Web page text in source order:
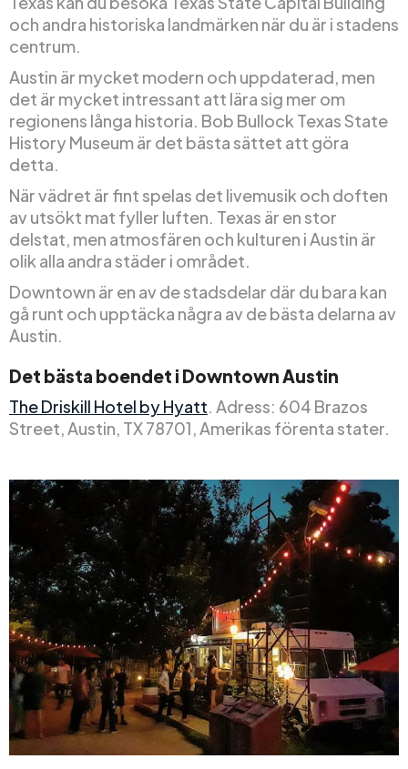
och andra historiska landmärken när du är i stadens
centrum.
Austin är mycket modern och uppdaterad, men
det är mycket intressant att lära sig mer om
regionens långa historia. Bob Bullock Texas State
History Museum är det bästa sättet att göra
detta.
När vädret är fint spelas det livemusik och doften
av utsökt mat fyller luften. Texas är en stor
delstat, men atmosfären och kulturen i Austin är
olik alla andra städer i området.
Downtown är en av de stadsdelar där du bara kan
gå runt och upptäcka några av de bästa delarna av
Austin.
Det bästa boendet i Downtown Austin
The Driskill Hotel by Hyatt. Adress: 604 Brazos
Street, Austin, TX 78701, Amerikas förenta stater.